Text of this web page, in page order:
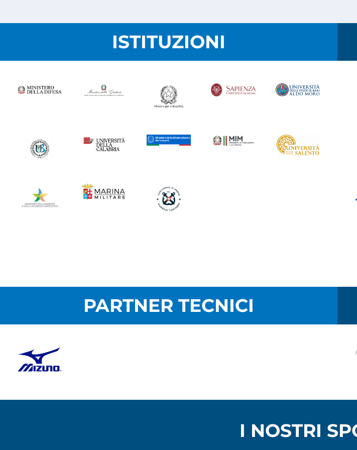
ISTITUZIONI
PARTNER TECNICI
I NOSTRI